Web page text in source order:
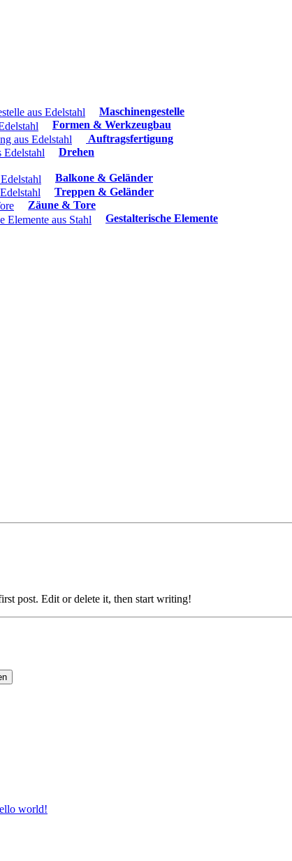
Maschinengestelle
Formen & Werkzeugbau
Auftragsfertigung
Drehen
Balkone & Geländer
Treppen & Geländer
Zäune & Tore
Gestalterische Elemente
post. Edit or delete it, then start writing!
world!